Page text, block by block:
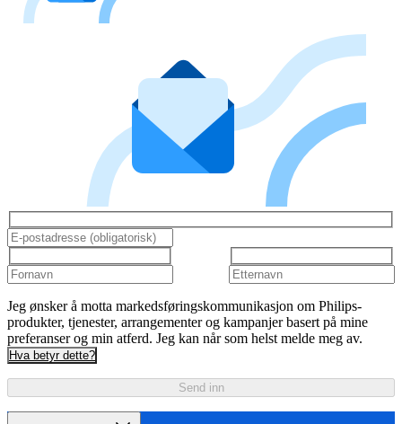
Jeg ønsker å motta markedsføringskommunikasjon om Philips-
produkter, tjenester, arrangementer og kampanjer basert på mine
preferanser og min atferd. Jeg kan når som helst melde meg av.
Hva betyr dette?
Send inn